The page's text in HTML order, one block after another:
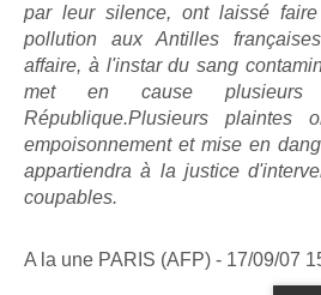
par leur silence, ont laissé
pollution aux Antilles
affaire, à l'instar du sang
met en cause
République.Plusieurs plaintes
empoisonnement et mise en
appartiendra à la justice
coupables.
A la une PARIS (AFP) - 17/09/07